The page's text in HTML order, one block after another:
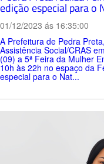
edição especial para o
01/12/2023 ás 16:35:00
A Prefeitura de Pedra
Assistência Social/CRAS
(09) a 5ª Feira da Mulher
10h às 22h no espaço da
especial para o Nat...